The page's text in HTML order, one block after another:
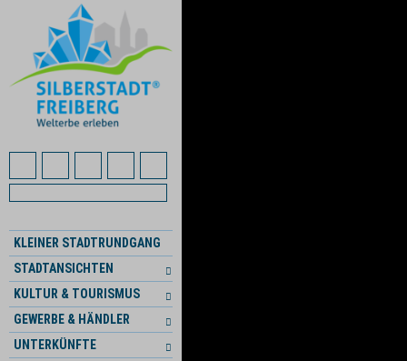
KLEINER STADTRUNDGANG
STADTANSICHTEN
KULTUR & TOURISMUS
GEWERBE & HÄNDLER
UNTERKÜNFTE